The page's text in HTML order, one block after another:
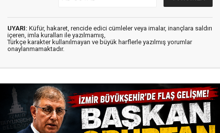
UYARI: Küfür, hakaret, rencide edici cümleler veya imalar, inançlara saldırı
içeren, imla kuralları ile yazılmamış,
Türkçe karakter kullanılmayan ve büyük harflerle yazılmış yorumlar
onaylanmamaktadır.